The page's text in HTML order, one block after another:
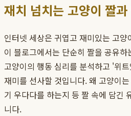
재치 넘치는 고양이 짤
인터넷 세상은 귀엽고 재미있는 고
이 블로그에서는 단순히 짤을 공유
고양이의 행동 심리를 분석하고 '위
재미를 선사할 것입니다. 왜 고양이
기 우다다를 하는지 등 짤 속에 담긴
니다.